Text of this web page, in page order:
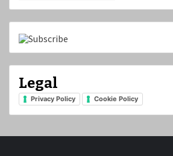
Legal
Privacy Policy Cookie Policy